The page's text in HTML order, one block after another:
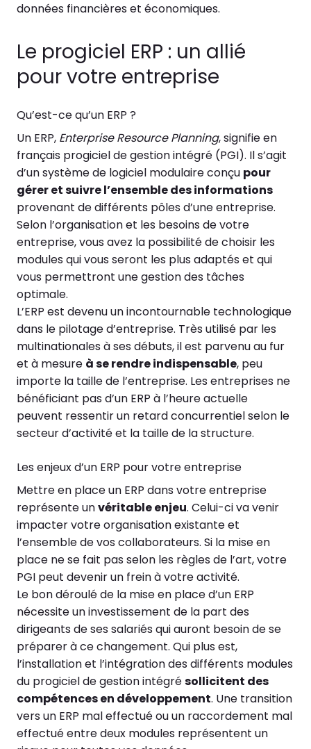
données financières et économiques.
Le progiciel ERP : un allié
pour votre entreprise
Qu’est-ce qu’un ERP ?
Un ERP, Enterprise Resource Planning, signifie en
français progiciel de gestion intégré (PGI). Il s’agit
d’un système de logiciel modulaire conçu pour
gérer et suivre l’ensemble des informations
provenant de différents pôles d’une entreprise.
Selon l’organisation et les besoins de votre
entreprise, vous avez la possibilité de choisir les
modules qui vous seront les plus adaptés et qui
vous permettront une gestion des tâches
optimale.
L’ERP est devenu un incontournable technologique
dans le pilotage d’entreprise. Très utilisé par les
multinationales à ses débuts, il est parvenu au fur
et à mesure à se rendre indispensable, peu
importe la taille de l’entreprise. Les entreprises ne
bénéficiant pas d’un ERP à l’heure actuelle
peuvent ressentir un retard concurrentiel selon le
secteur d’activité et la taille de la structure.
Les enjeux d’un ERP pour votre entreprise
Mettre en place un ERP dans votre entreprise
représente unvéritable enjeu. Celui-ci va venir
impacter votre organisation existante et
l’ensemble de vos collaborateurs. Si la mise en
place ne se fait pas selon les règles de l’art, votre
PGI peut devenir un frein à votre activité.
Le bon déroulé de la mise en place d’un ERP
nécessite un investissement de la part des
dirigeants de ses salariés qui auront besoin de se
préparer à ce changement. Qui plus est,
l’installation et l’intégration des différents modules
du progiciel de gestion intégrésollicitent des
compétences en développement. Une transition
vers un ERP mal effectué ou un raccordement mal
effectué entre deux modules représentent un